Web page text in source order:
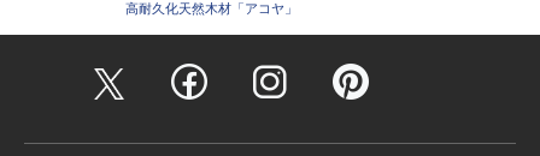
高耐久化天然木材「アコヤ」